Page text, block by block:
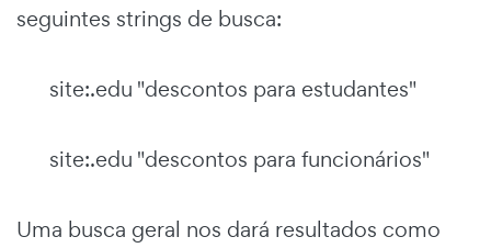
seguintes strings de busca:
site:.edu "descontos para estudantes"
site:.edu "descontos para funcionários"
Uma busca geral nos dará resultados como